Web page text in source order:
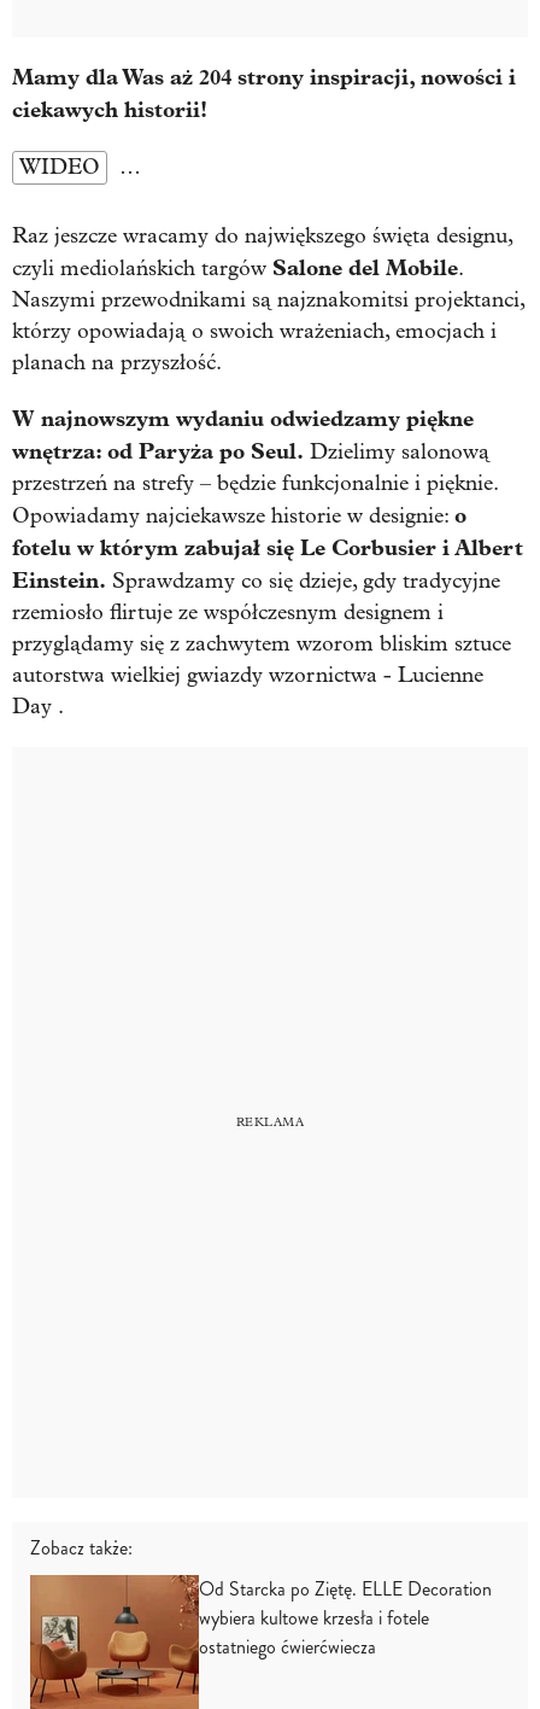
Mamy dla Was aż 204 strony inspiracji, nowości i
ciekawych historii!
WIDEO …
Raz jeszcze wracamy do największego święta designu,
czyli mediolańskich targów Salone del Mobile.
Naszymi przewodnikami są najznakomitsi projektanci,
którzy opowiadają o swoich wrażeniach, emocjach i
planach na przyszłość.
W najnowszym wydaniu odwiedzamy piękne
wnętrza: od Paryża po Seul. Dzielimy salonową
przestrzeń na strefy – będzie funkcjonalnie i pięknie.
Opowiadamy najciekawsze historie w designie: o
fotelu w którym zabujał się Le Corbusier i Albert
Einstein. Sprawdzamy co się dzieje, gdy tradycyjne
rzemiosło flirtuje ze współczesnym designem i
przyglądamy się z zachwytem wzorom bliskim sztuce
autorstwa wielkiej gwiazdy wzornictwa - Lucienne
Day .
Zobacz także:
Od Starcka po Ziętę. ELLE Decoration
wybiera kultowe krzesła i fotele
ostatniego ćwierćwiecza